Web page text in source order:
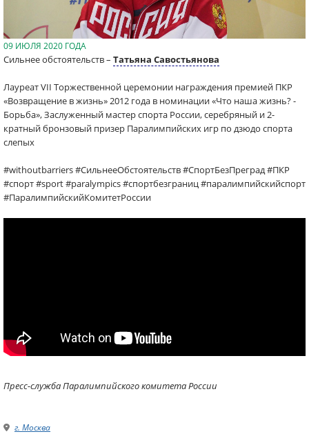
09 ИЮЛЯ 2020 ГОДА
Сильнее обстоятельств – Татьяна Савостьянова
Лауреат VII Торжественной церемонии награждения премией ПКР
«Возвращение в жизнь» 2012 года в номинации «Что наша жизнь? -
Борьба», Заслуженный мастер спорта России, серебряный и 2-
кратный бронзовый призер Паралимпийских игр по дзюдо спорта
слепых
#withoutbarriers #СильнееОбстоятельств #СпортБезПреград #ПКР
#спорт #sport #paralympics #спортбезграниц #паралимпийскийспорт
#ПаралимпийскийКомитетРоссии
Пресс-служба Паралимпийского комитета России
г. Москва